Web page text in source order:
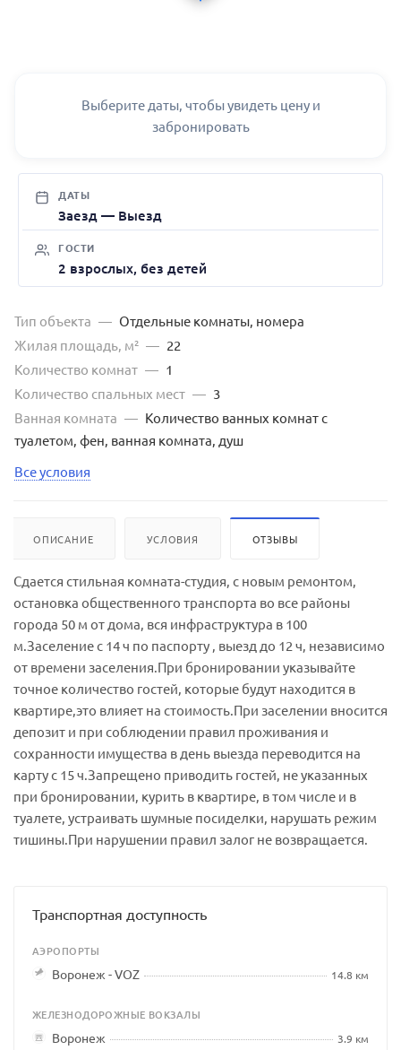
Выберите даты, чтобы увидеть цену и
забронировать
ДАТЫ
Заезд — Выезд
ГОСТИ
2 взрослых, без детей
Тип объекта — Отдельные комнаты, номера
Жилая площадь, м² — 22
Количество комнат — 1
Количество спальных мест — 3
Ванная комната — Количество ванных комнат с
туалетом, фен, ванная комната, душ
Все условия
ОПИСАНИЕ УСЛОВИЯ ОТЗЫВЫ
Сдается стильная комната-студия, с новым ремонтом,
остановка общественного транспорта во все районы
города 50 м от дома, вся инфраструктура в 100
м.Заселение с 14 ч по паспорту , выезд до 12 ч, независимо
от времени заселения.При бронировании указывайте
точное количество гостей, которые будут находится в
квартире,это влияет на стоимость.При заселении вносится
депозит и при соблюдении правил проживания и
сохранности имущества в день выезда переводится на
карту с 15 ч.Запрещено приводить гостей, не указанных
при бронировании, курить в квартире, в том числе и в
туалете, устраивать шумные посиделки, нарушать режим
тишины.При нарушении правил залог не возвращается.
Транспортная доступность
АЭРОПОРТЫ
Воронеж - VOZ 14.8 км
ЖЕЛЕЗНОДОРОЖНЫЕ ВОКЗАЛЫ
Воронеж 3.9 км